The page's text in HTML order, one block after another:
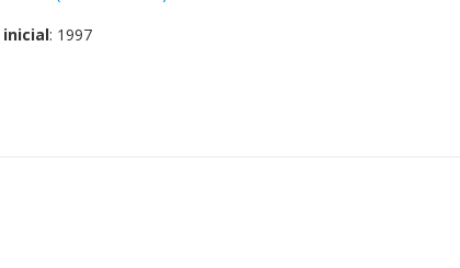
inicial: 1997